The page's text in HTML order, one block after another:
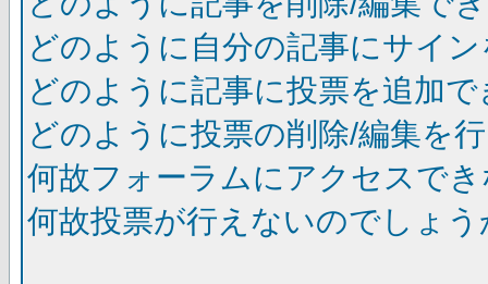
どのように自分の記事にサイ
どのように記事に投票を追加
どのように投票の削除/編集を
何故フォーラムにアクセスで
何故投票が行えないのでしょう